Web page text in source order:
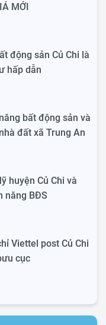
MỚI
động sản Củ Chi là
hấp dẫn
bất động sản và
đất xã Trung An
huyện Củ Chi và
năng BĐS
Viettel post Củ Chi
cục